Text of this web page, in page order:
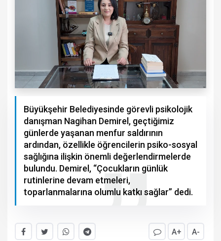
Büyükşehir Belediyesinde görevli psikolojik
danışman Nagihan Demirel, geçtiğimiz
günlerde yaşanan menfur saldırının
ardından, özellikle öğrencilerin psiko-sosyal
sağlığına ilişkin önemli değerlendirmelerde
bulundu. Demirel, “Çocukların günlük
rutinlerine devam etmeleri,
toparlanmalarına olumlu katkı sağlar” dedi.
A+ A-